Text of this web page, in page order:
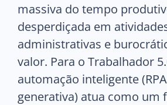
massiva do tempo
desperdiçada em
administrativas e
valor. Para o Trabalhador
automação inteligente
generativa) atua como um